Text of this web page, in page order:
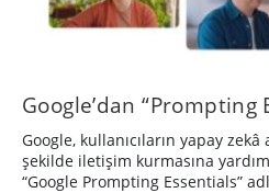
Google’dan “Prompting
Google, kullanıcıların yapay
şekilde iletişim kurmasına
“Google Prompting Essentials”